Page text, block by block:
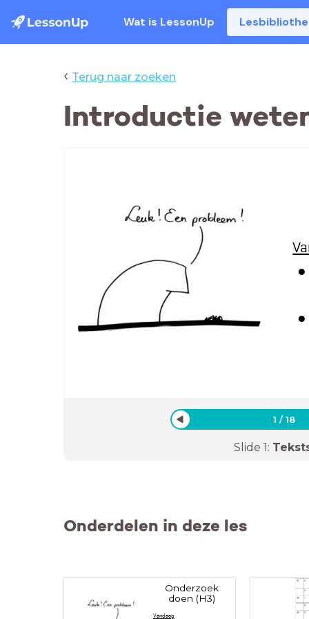
Wat is LessonUp
‹ Terug naar zoeken
Introductie
1 /18
Slide 1:
Onderdelen in deze les
Onderzoek
doen (H3)
Vandaag